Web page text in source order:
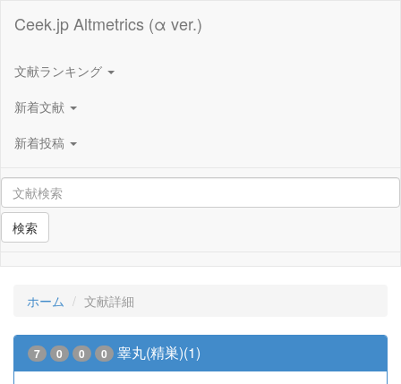
Ceek.jp Altmetrics (α ver.)
文献ランキング
新着文献
新着投稿
検索
ホーム 文献詳細
7 0 0 0 睾丸(精巣)(1)